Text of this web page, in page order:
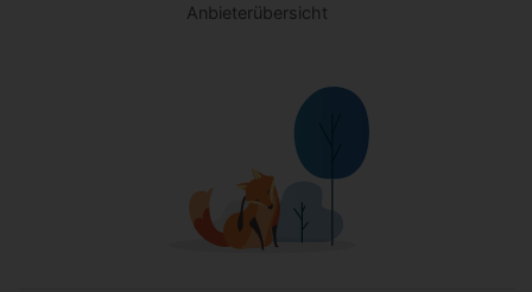
Anbieterübersicht